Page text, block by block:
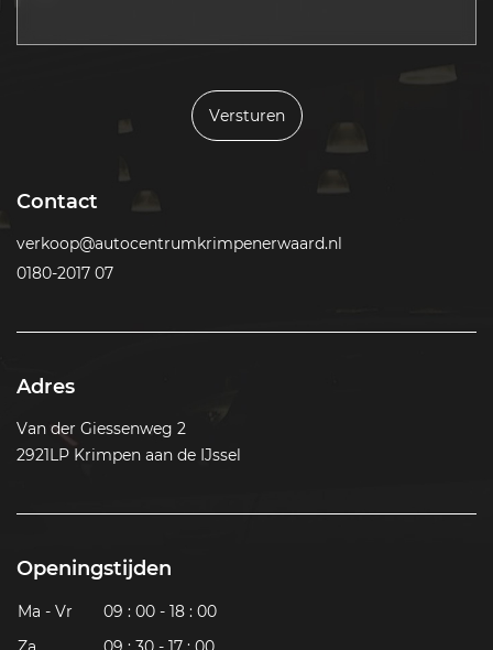
Versturen
Contact
verkoop@autocentrumkrimpenerwaard.nl
0180-2017 07
Adres
Van der Giessenweg 2
2921LP Krimpen aan de IJssel
Openingstijden
Ma - Vr
09 : 00 - 18 : 00